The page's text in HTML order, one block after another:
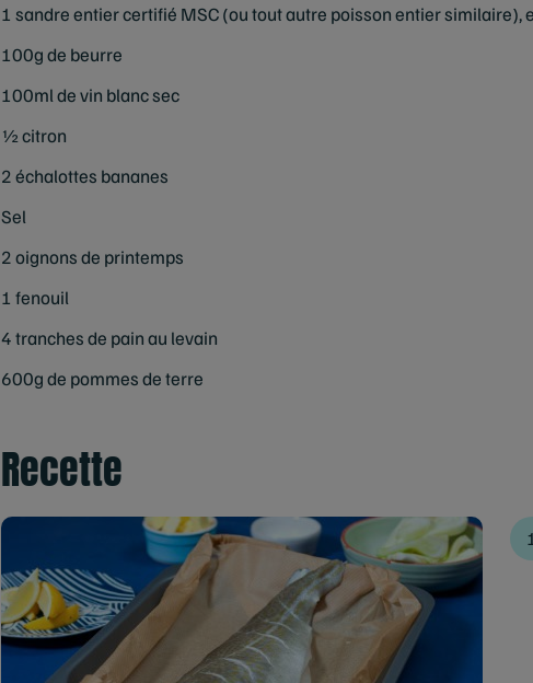
1 sandre entier certifié MSC (ou tout autre poisson entier similaire),
100g de beurre
100ml de vin blanc sec
½ citron
2 échalottes bananes
Sel
2 oignons de printemps
1 fenouil
4 tranches de pain au levain
600g de pommes de terre
Recette